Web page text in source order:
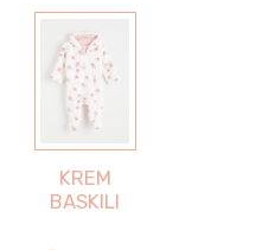
KREM
BASKILI